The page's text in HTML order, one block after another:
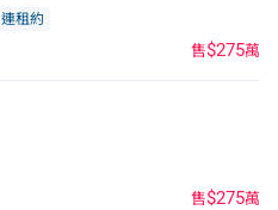
連租約
售$275萬
售$275萬